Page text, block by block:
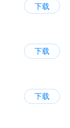
下载
下载
下载